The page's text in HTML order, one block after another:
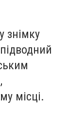
знімку
місці.